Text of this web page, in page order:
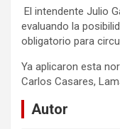
El intendente Julio
evaluando la
obligatorio para
Ya aplicaron esta
Carlos Casares,
Autor